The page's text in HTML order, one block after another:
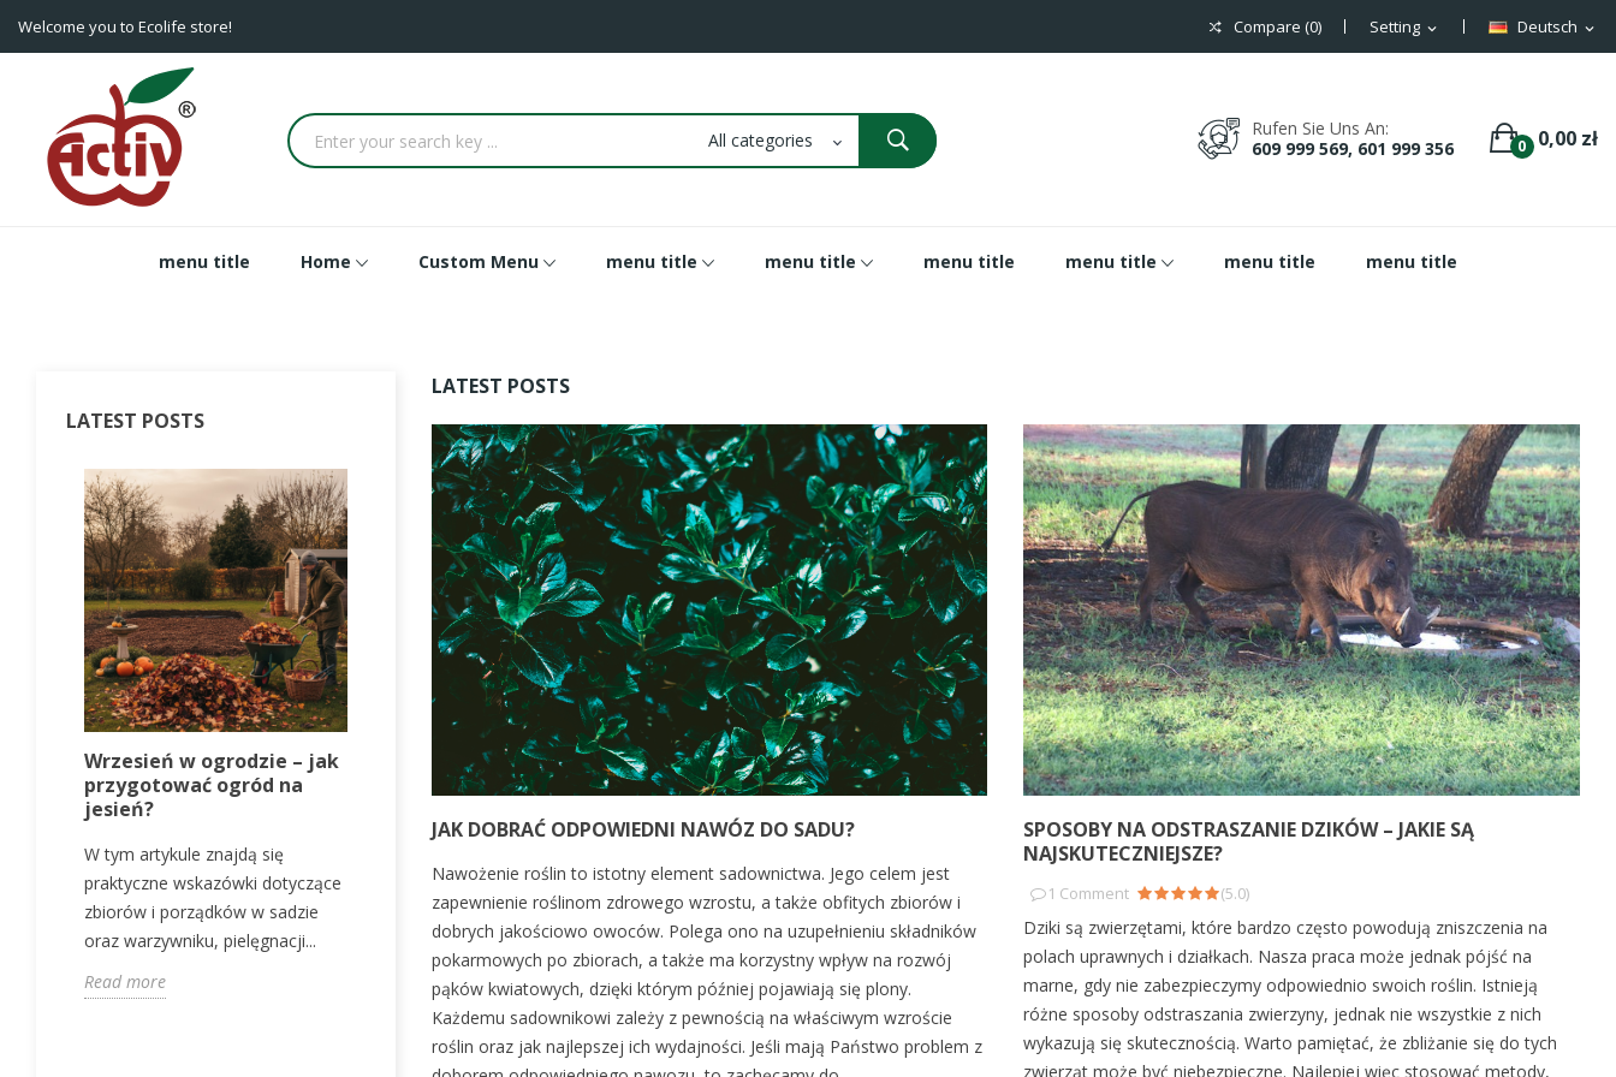
Deutsch expand_more
Setting expand_more
Compare (0)
Welcome you to Ecolife store!
0 0,00 zł
Rufen Sie Uns An:
609 999 569, 601 999 356
menu title Home Custom Menu menu title menu title menu title menu title menu title menu title
LATEST POSTS
Wrzesień w ogrodzie – jak
przygotować ogród na
jesień?
W tym artykule znajdą się
praktyczne wskazówki dotyczące
zbiorów i porządków w sadzie
oraz warzywniku, pielęgnacji...
Read more
Jak dbać o trawnik latem –
podlewanie, koszenie i
praktyczne wskazówki dotyczące
podlewania, nawożenia oraz
koszenia w czasie upałów.
Read more
Nawozy bezazotowe,
fosforowe i wapniowe –
trzem grupom nawozów:
fosforowym, wapniowym i
bezazotowym – omówimy ich
działanie,...
Read more
Jakie nawozy wybrać, aby
Twój trawnik był zielony i
Piękny, zielony trawnik to
wizytówka ogrodu, jednak, aby
stanu, należy zadbać o niego w...
Read more
Co stosować na
gruszy? Skuteczne
Parch gruszy jest jedną
najczęstszych chorób
grzybowych
owocowe. Może
LATEST POSTS
JAK DOBRAĆ ODPOWIEDNI NAWÓZ DO SADU?
Nawożenie roślin to istotny element sadownictwa. Jego celem jest
zapewnienie roślinom zdrowego wzrostu, a także obfitych zbiorów i
dobrych jakościowo owoców. Polega ono na uzupełnieniu składników
pokarmowych po zbiorach, a także ma korzystny wpływ na rozwój
pąków kwiatowych, dzięki którym później pojawiają się plony.
Każdemu sadownikowi zależy z pewnością na właściwym wzroście
roślin oraz jak najlepszej ich wydajności. Jeśli mają Państwo problem z
SPOSOBY NA ODSTRASZANIE DZIKÓW – JAKIE SĄ
NAJSKUTECZNIEJSZE?
1 Comment (5.0)
Dziki są zwierzętami, które bardzo często powodują zniszczenia na
polach uprawnych i działkach. Nasza praca może jednak pójść na
marne, gdy nie zabezpieczymy odpowiednio swoich roślin. Istnieją
różne sposoby odstraszania zwierzyny, jednak nie wszystkie z nich
wykazują się skutecznością. Warto pamiętać, że zbliżanie się do tych
zwierząt może być niebezpieczne. Najlepiej więc stosować metody,